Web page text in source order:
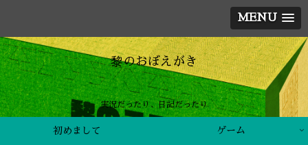
MENU
黎のおぼえがき
実況だったり、日記だったり
初めまして ゲーム